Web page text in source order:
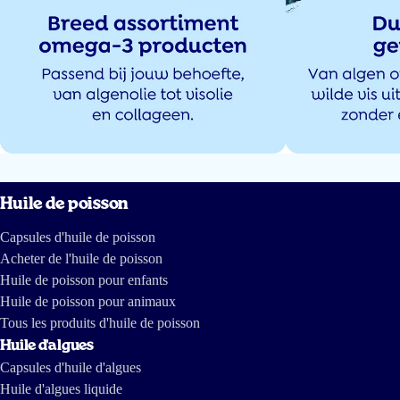
Ik gebruik dit product al weer 2 jaren en bevalt prima en voel en beleef dat
ik er baat bij heb.Mijn cholesterolwaardes blijven stabiel en daar doe ik
Henk Huijbers
Goed product en gemakkelijk in te nemen
Huile de poisson
Capsules d'huile de poisson
Acheter de l'huile de poisson
Huile de poisson pour enfants
Huile de poisson pour animaux
Tous les produits d'huile de poisson
Huile d'algues
Capsules d'huile d'algues
Huile d'algues liquide